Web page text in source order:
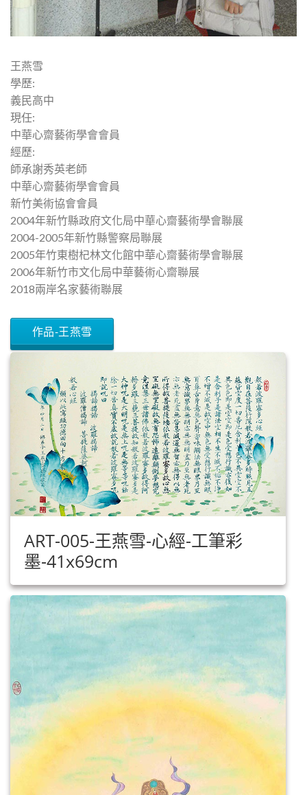
王燕雪
學歷:
義民高中
現任:
中華心齋藝術學會會員
經歷:
師承謝秀英老師
中華心齋藝術學會會員
新竹美術協會會員
2004年新竹縣政府文化局中華心齋藝術學會聯展
2004-2005年新竹縣警察局聯展
2005年竹東樹杞林文化館中華心齋藝術學會聯展
2006年新竹市文化局中華藝術心齋聯展
2018兩岸名家藝術聯展
作品-王燕雪
ART-005-王燕雪-心經-工筆彩
墨-41x69cm